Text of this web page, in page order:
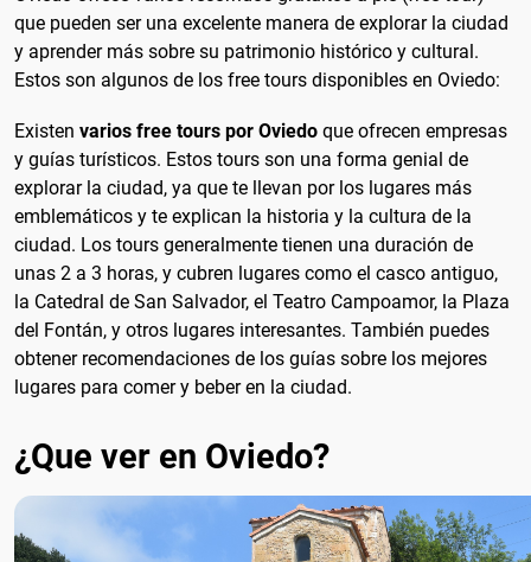
que pueden ser una excelente manera de explorar la ciudad
y aprender más sobre su patrimonio histórico y cultural.
Estos son algunos de los free tours disponibles en Oviedo:
Existen varios free tours por Oviedo que ofrecen empresas
y guías turísticos. Estos tours son una forma genial de
explorar la ciudad, ya que te llevan por los lugares más
emblemáticos y te explican la historia y la cultura de la
ciudad. Los tours generalmente tienen una duración de
unas 2 a 3 horas, y cubren lugares como el casco antiguo,
la Catedral de San Salvador, el Teatro Campoamor, la Plaza
del Fontán, y otros lugares interesantes. También puedes
obtener recomendaciones de los guías sobre los mejores
lugares para comer y beber en la ciudad.
¿Que ver en Oviedo?